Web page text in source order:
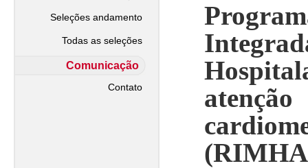
Seleções andamento
Todas as seleções
Comunicação
Contato